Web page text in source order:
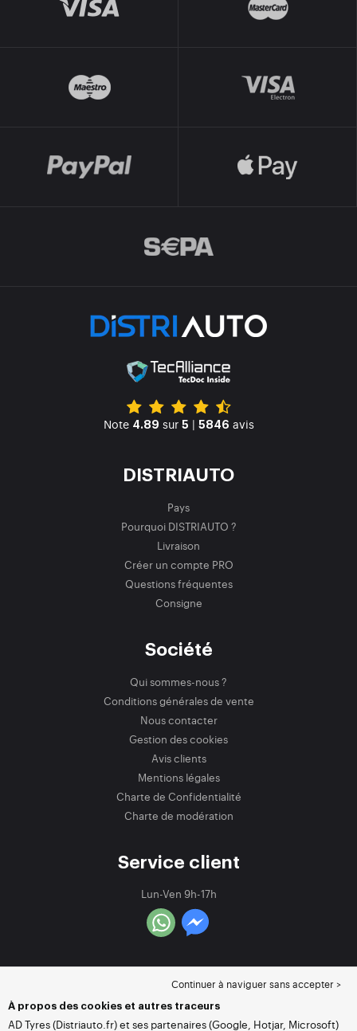
Note 4.89 sur 5 | 5846 avis
DISTRIAUTO
Pays
Pourquoi DISTRIAUTO ?
Livraison
Créer un compte PRO
Questions fréquentes
Consigne
Société
Qui sommes-nous ?
Conditions générales de vente
Nous contacter
Gestion des cookies
Avis clients
Mentions légales
Charte de Confidentialité
Charte de modération
Service client
Lun-Ven 9h-17h
Continuer à naviguer sans accepter >
À propos des cookies et autres traceurs
AD Tyres (Distriauto.fr) et ses partenaires (Google, Hotjar, Microsoft)